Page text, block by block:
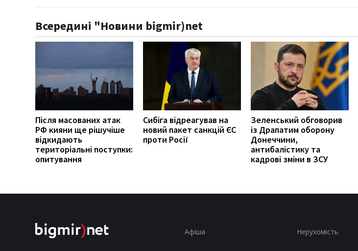
Всередині "Новини bigmir)net
Після масованих атак
РФ кияни ще рішучіше
відкидають
територіальні поступки:
опитування
Сибіга відреагував на
новий пакет санкцій ЄС
проти Росії
Зеленський обговорив
із Драпатим оборону
Донеччини,
антибалістику та
кадрові зміни в ЗСУ
Афіша Нерухомість